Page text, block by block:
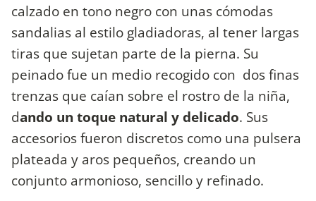
calzado en tono negro con unas cómodas
sandalias al estilo gladiadoras, al tener largas
tiras que sujetan parte de la pierna. Su
peinado fue un medio recogido con dos finas
trenzas que caían sobre el rostro de la niña,
dando un toque natural y delicado. Sus
accesorios fueron discretos como una pulsera
plateada y aros pequeños, creando un
conjunto armonioso, sencillo y refinado.